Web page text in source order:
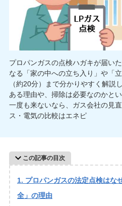
プロパンガスの点検ハガキが届い
なる「家の中への立ち入り」や「
（約20分）まで分かりやすく解説
ある理由や、掃除は必要なのかと
一度も来ないなら、ガス会社の見
ス・電気の比較はエネピ
この記事の目次
プロパンガスの法定点検はな
全」の理由